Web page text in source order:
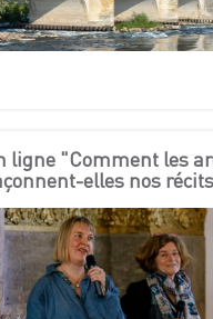
ligne "Comment les
elles nos